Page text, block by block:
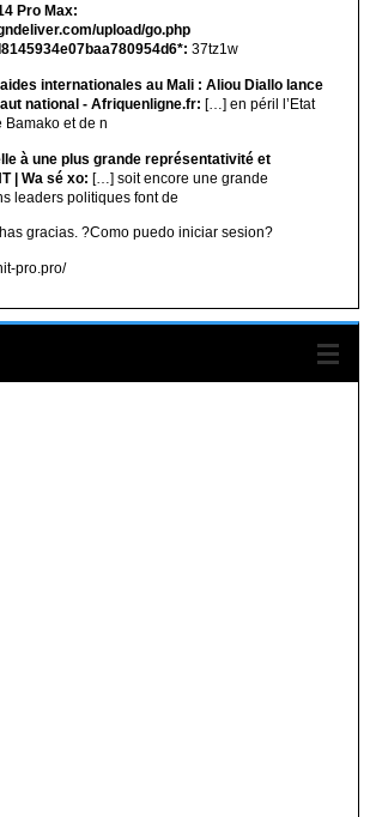
Pro Max:
upload/go.php
37tz1w
internationales au Mali : Aliou Diallo lance
national - Afriquenligne.fr: […] en péril l’Etat
et de n
à une plus grande représentativité et
| Wa sé xo: […] soit encore une grande
leaders politiques font de
gracias. ?Como puedo iniciar sesion?
pro.pro/